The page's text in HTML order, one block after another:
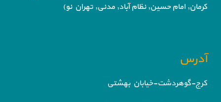
کرمان, امام حسین, نظام آباد, مدنی, تهران نو)
آدرس
کرج-گوهردشت-خیابان بهشتی